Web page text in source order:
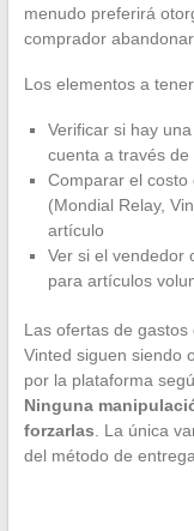
menudo preferirá
comprador
Los elementos a
Verificar si hay
cuenta a través
Comparar el
(Mondial Relay,
artículo
Ver si el vendedor
para artículos
Las ofertas de
Vinted siguen siendo
por la plataforma
Ninguna
forzarlas. La única
del método de